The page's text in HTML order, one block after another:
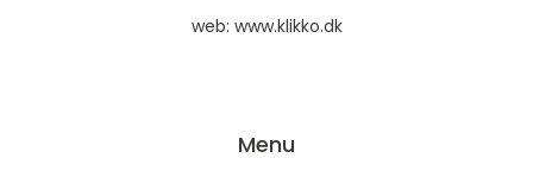
web: www.klikko.dk
Menu